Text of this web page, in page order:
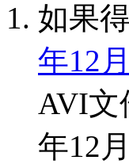
如果
年12
AVI文
年12